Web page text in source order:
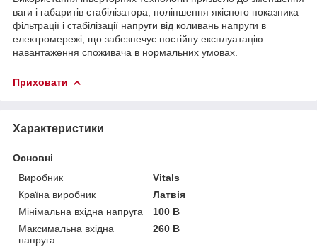
ваги і габаритів стабілізатора, поліпшення якісного показника
фільтрації і стабілізації напруги від коливань напруги в
електромережі, що забезпечує постійну експлуатацію
навантаження споживача в нормальних умовах.
Приховати
Характеристики
Основні
Виробник
Vitals
Країна виробник
Латвія
Мінімальна вхідна напруга
100 В
Максимальна вхідна
напруга
260 В